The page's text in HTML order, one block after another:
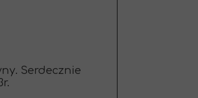
Serdecznie